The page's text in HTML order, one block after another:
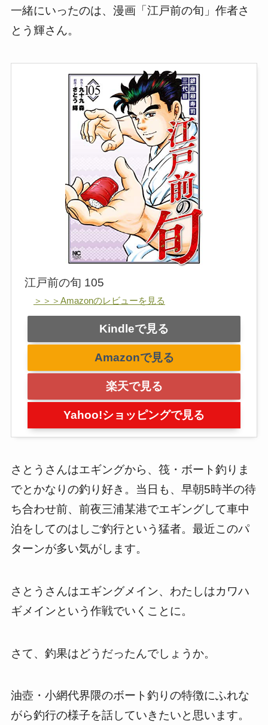
一緒にいったのは、漫画「江戸前の旬」作者さ
とう輝さん。
江戸前の旬 105
＞＞＞Amazonのレビューを見る
Kindleで見る
Amazonで見る
楽天で見る
Yahoo!ショッピングで見る
さとうさんはエギングから、筏・ボート釣りま
でとかなりの釣り好き。当日も、早朝5時半の待
ち合わせ前、前夜三浦某港でエギングして車中
泊をしてのはしご釣行という猛者。最近このパ
ターンが多い気がします。
さとうさんはエギングメイン、わたしはカワハ
ギメインという作戦でいくことに。
さて、釣果はどうだったんでしょうか。
油壺・小網代界隈のボート釣りの特徴にふれな
がら釣行の様子を話していきたいと思います。